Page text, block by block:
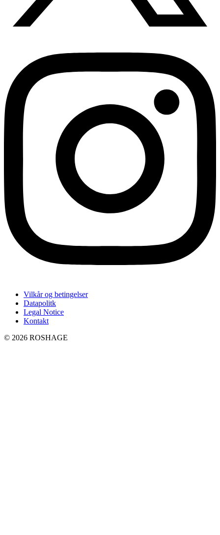
Vilkår og betingelser
Datapolitk
Legal Notice
Kontakt
© 2026 ROSHAGE